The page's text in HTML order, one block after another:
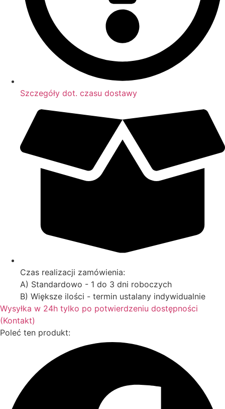
Szczegóły dot. czasu dostawy
Czas realizacji zamówienia:
A) Standardowo - 1 do 3 dni roboczych
B) Większe ilości - termin ustalany indywidualnie
Wysyłka w 24h tylko po potwierdzeniu dostępności
(Kontakt)
Poleć ten produkt: